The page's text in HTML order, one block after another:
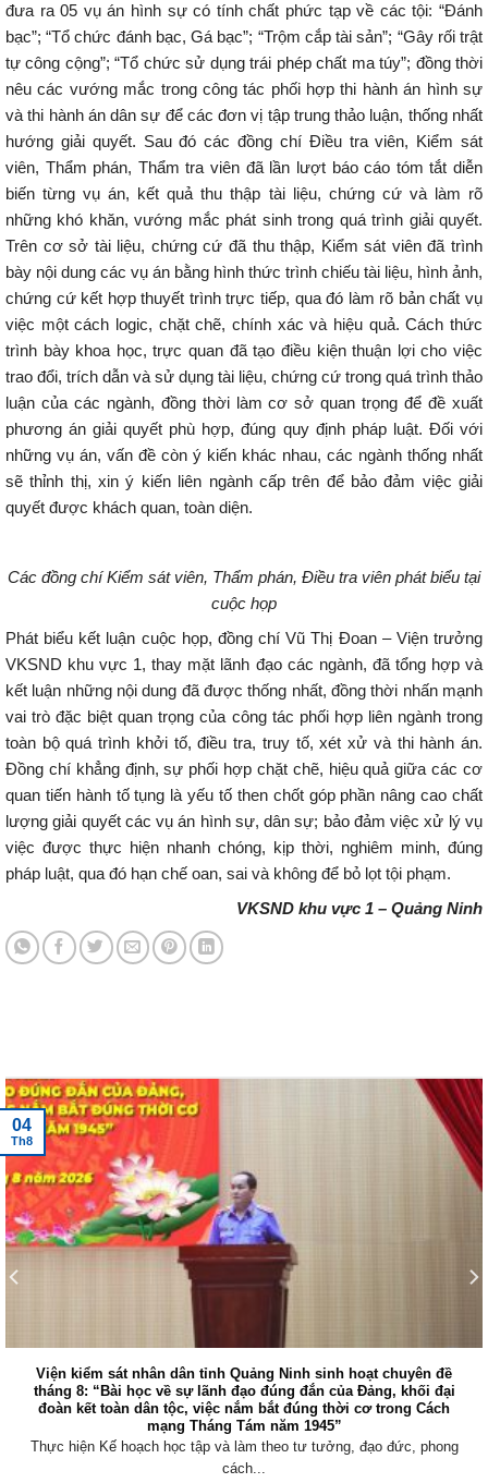
đưa ra 05 vụ án hình sự có tính chất phức tạp về các tội: “Đánh
bạc”; “Tổ chức đánh bạc, Gá bạc”; “Trộm cắp tài sản”; “Gây rối trật
tự công cộng”; “Tổ chức sử dụng trái phép chất ma túy”; đồng thời
nêu các vướng mắc trong công tác phối hợp thi hành án hình sự
và thi hành án dân sự để các đơn vị tập trung thảo luận, thống nhất
hướng giải quyết. Sau đó các đồng chí Điều tra viên, Kiểm sát
viên, Thẩm phán, Thẩm tra viên đã lần lượt báo cáo tóm tắt diễn
biến từng vụ án, kết quả thu thập tài liệu, chứng cứ và làm rõ
những khó khăn, vướng mắc phát sinh trong quá trình giải quyết.
Trên cơ sở tài liệu, chứng cứ đã thu thập, Kiểm sát viên đã trình
bày nội dung các vụ án bằng hình thức trình chiếu tài liệu, hình ảnh,
chứng cứ kết hợp thuyết trình trực tiếp, qua đó làm rõ bản chất vụ
việc một cách logic, chặt chẽ, chính xác và hiệu quả. Cách thức
trình bày khoa học, trực quan đã tạo điều kiện thuận lợi cho việc
trao đổi, trích dẫn và sử dụng tài liệu, chứng cứ trong quá trình thảo
luận của các ngành, đồng thời làm cơ sở quan trọng để đề xuất
phương án giải quyết phù hợp, đúng quy định pháp luật. Đối với
những vụ án, vấn đề còn ý kiến khác nhau, các ngành thống nhất
sẽ thỉnh thị, xin ý kiến liên ngành cấp trên để bảo đảm việc giải
quyết được khách quan, toàn diện.
Các đồng chí Kiểm sát viên, Thẩm phán, Điều tra viên phát biểu tại
cuộc họp
Phát biểu kết luận cuộc họp, đồng chí Vũ Thị Đoan – Viện trưởng
VKSND khu vực 1, thay mặt lãnh đạo các ngành, đã tổng hợp và
kết luận những nội dung đã được thống nhất, đồng thời nhấn mạnh
vai trò đặc biệt quan trọng của công tác phối hợp liên ngành trong
toàn bộ quá trình khởi tố, điều tra, truy tố, xét xử và thi hành án.
Đồng chí khẳng định, sự phối hợp chặt chẽ, hiệu quả giữa các cơ
quan tiến hành tố tụng là yếu tố then chốt góp phần nâng cao chất
lượng giải quyết các vụ án hình sự, dân sự; bảo đảm việc xử lý vụ
việc được thực hiện nhanh chóng, kịp thời, nghiêm minh, đúng
pháp luật, qua đó hạn chế oan, sai và không để bỏ lọt tội phạm.
VKSND khu vực 1 – Quảng Ninh
Viện kiểm sát nhân dân tỉnh Quảng Ninh sinh hoạt chuyên đề
tháng 8: “Bài học về sự lãnh đạo đúng đắn của Đảng, khối đại
đoàn kết toàn dân tộc, việc nắm bắt đúng thời cơ trong Cách
mạng Tháng Tám năm 1945”
Thực hiện Kế hoạch học tập và làm theo tư tưởng, đạo đức, phong
cách...
04
Th8